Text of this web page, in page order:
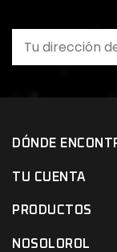
DÓNDE
TU CUENTA
PRODUCTOS
NOSOLOROL